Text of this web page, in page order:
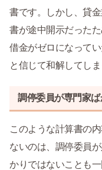
書です。しかし、貸
書が途中開示だった
借金がゼロになって
と信じて和解してし
調停委員が専門家
このような計算書の
ないのは、調停委員
かりではないことも